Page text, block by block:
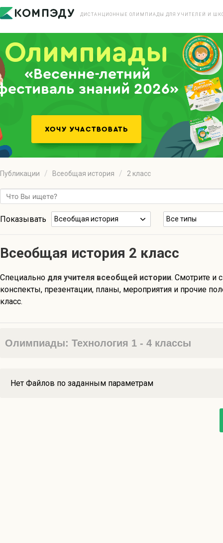
ДИСТАНЦИОННЫЕ ОЛИМПИАДЫ ДЛЯ УЧИТЕЛЕЙ И
«Весенне-летний
знаний 2026»
Публикации Всеобщая история 2 класс
Показывать Всеобщая история Все типы
Всеобщая история 2 класс
Специально для учителя всеобщей истории. Смотрите и
конспекты, презентации, планы, мероприятия и прочие
класс.
Олимпиады: Технология 1 - 4 классы
Нет Файлов по заданным параметрам